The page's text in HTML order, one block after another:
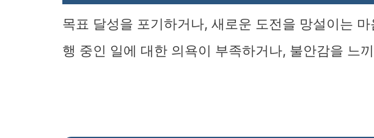
목표 달성을 포기하거나, 새로운 도전을 망설이는
행 중인 일에 대한 의욕이 부족하거나, 불안감을 느